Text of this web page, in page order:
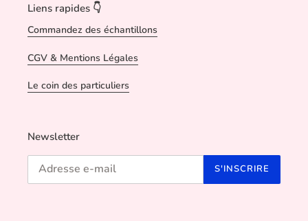
Liens rapides 👇
Commandez des échantillons
CGV & Mentions Légales
Le coin des particuliers
Newsletter
S'INSCRIRE